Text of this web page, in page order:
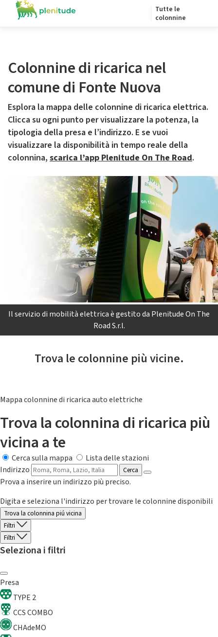
Tutte le
colonnine
Colonnine di ricarica nel
comune di Fonte Nuova
Esplora la mappa delle colonnine di ricarica elettrica.
Clicca su ogni punto per visualizzare la potenza, la
tipologia della presa e l’indirizzo. E se vuoi
visualizzare la disponibilità in tempo reale della
colonnina, scarica l’app Plenitude On The Road.
Il servizio di mobilità elettrica è gestito da Plenitude On The
Road S.r.l.
Trova le colonnine più vicine.
Mappa colonnine di ricarica auto elettriche
Trova la colonnina di ricarica più
vicina a te
Cerca sulla mappa
Lista delle stazioni
Indirizzo
Cerca
Prova a inserire un indirizzo più preciso.
Digita e seleziona l'indirizzo per trovare le colonnine disponibili
Trova la colonnina piú vicina
Filtri
Filtri
Seleziona i filtri
Presa
TYPE 2
CCS COMBO
CHAdeMO